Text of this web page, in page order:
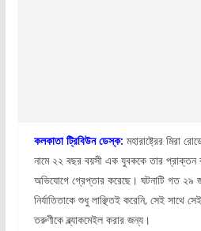
কলকাতা ট্রিবিউন ডেস্ক: মহারাষ্ট্রের মিরা
নামে ২২ বছর বয়সী এক যুবককে তার প্রাক্তন
অভিযোগে গ্রেপ্তার করেছে। ঘটনাটি গত ২৯
নির্যাতিতাকে শুধু লাঞ্ছিতই করেনি, সেই সাথে
তরুণীকে ব্ল্যাকমেইল করার জন্য।